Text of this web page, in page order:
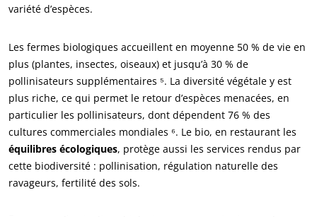
variété d’espèces.
Les fermes biologiques accueillent en moyenne 50 % de vie en
plus (plantes, insectes, oiseaux) et jusqu’à 30 % de
pollinisateurs supplémentaires ⁵. La diversité végétale y est
plus riche, ce qui permet le retour d’espèces menacées, en
particulier les pollinisateurs, dont dépendent 76 % des
cultures commerciales mondiales ⁶. Le bio, en restaurant les
équilibres écologiques, protège aussi les services rendus par
cette biodiversité : pollinisation, régulation naturelle des
ravageurs, fertilité des sols.